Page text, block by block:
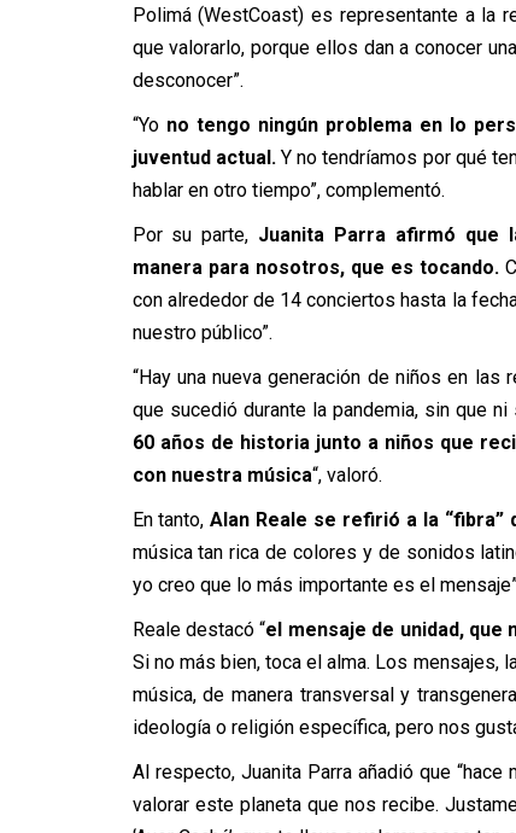
Polimá (WestCoast) es representante a la
que valorarlo, porque ellos dan a conocer
desconocer”.
“Yo no tengo ningún problema en lo
juventud actual.Y no tendríamos por qué
hablar en otro tiempo”, complementó.
Por su parte, Juanita Parra afirmó que
manera para nosotros, que es tocando.
con alrededor de 14 conciertos hasta la
nuestro público”.
“Hay una nueva generación de niños en
que sucedió durante la pandemia, sin que
60 años de historia junto a niños que
con nuestra música“, valoró.
En tanto,Alan Reale se refirió a la “fibra”
música tan rica de colores y de sonidos
yo creo que lo más importante es el
Reale destacó “el mensaje de unidad,
Si no más bien, toca el alma. Los mensajes,
música, de manera transversal y
ideología o religión específica, pero nos
Al respecto, Juanita Parra añadió que
valorar este planeta que nos recibe.